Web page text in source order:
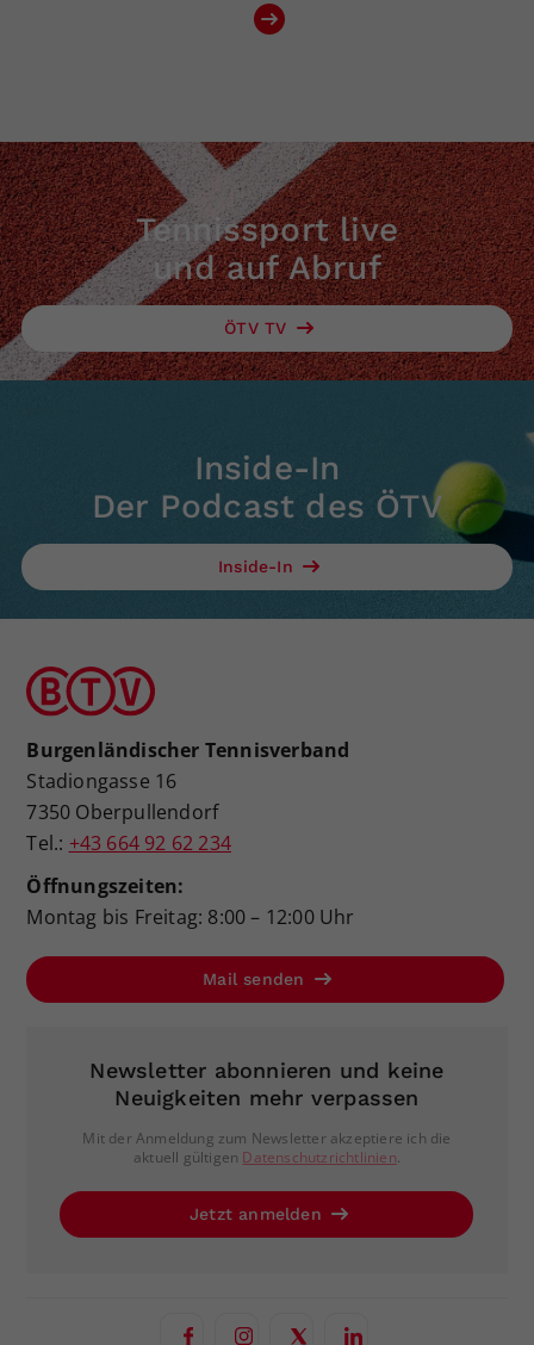
Tennissport live
und auf Abruf
ÖTV TV
Inside-In
Der Podcast des ÖTV
Inside-In
Burgenländischer Tennisverband
Stadiongasse 16
7350 Oberpullendorf
Tel.: +43 664 92 62 234
Öffnungszeiten:
Montag bis Freitag: 8:00 – 12:00 Uhr
Mail senden
Newsletter abonnieren und keine
Neuigkeiten mehr verpassen
Mit der Anmeldung zum Newsletter akzeptiere ich die
aktuell gültigen Datenschutzrichtlinien.
Jetzt anmelden